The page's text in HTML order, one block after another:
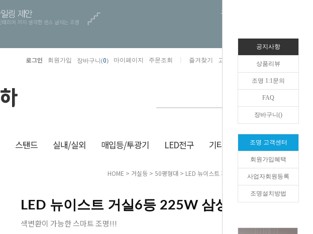
오늘하루 열지않음
로그인 회원가입 장바구니(0) 마이페이지 주문조회 즐겨찾기 고객센터 카카오톡채널/상담
스탠드 실내/실외 매입등/투광기 LED전구 기타/잡화 생활/건강
HOME > 거실등 > 50평형대 > LED 뉴이스트 거실6등 225W 삼성칩+리모컨
LED 뉴이스트 거실6등 225W 삼성칩+리모컨
색변환이 가능한 스마트 조명!!!
공지사항
상품리뷰
조명 1:1문의
FAQ
장바구니()
조명 고객센터
회원가입혜택
사업자회원등록
조명설치방법